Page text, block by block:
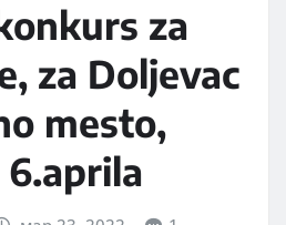
za
za Doljevac
mesto,